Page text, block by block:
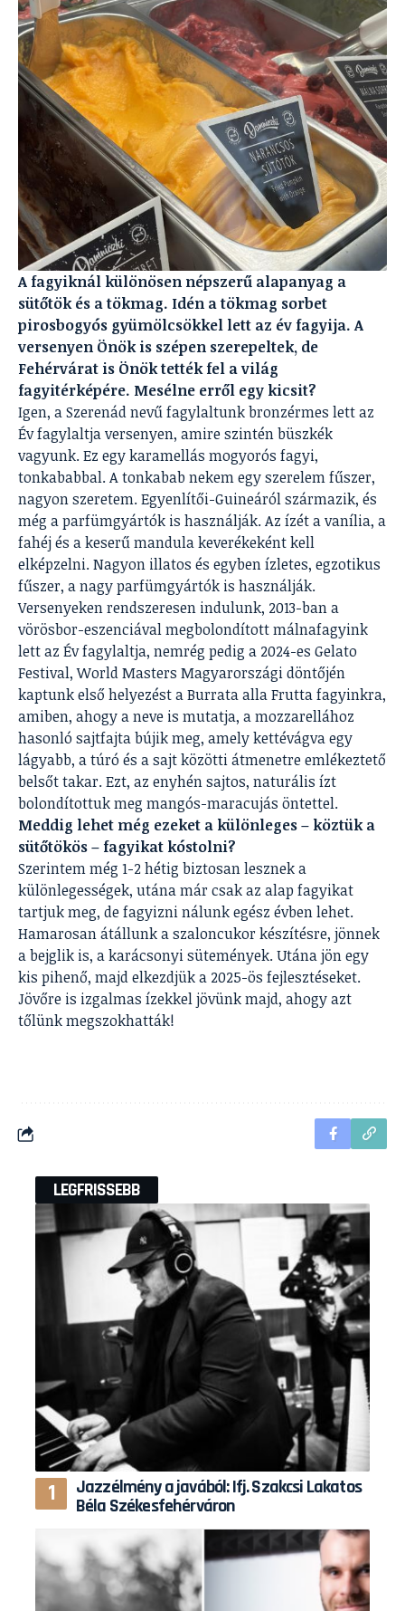
A fagyiknál különösen népszerű alapanyag a
sütőtök és a tökmag. Idén a tökmag sorbet
pirosbogyós gyümölcsökkel lett az év fagyija. A
versenyen Önök is szépen szerepeltek, de
Fehérvárat is Önök tették fel a világ
fagyitérképére. Mesélne erről egy kicsit?
Igen, a Szerenád nevű fagylaltunk bronzérmes lett az
Év fagylaltja versenyen, amire szintén büszkék
vagyunk. Ez egy karamellás mogyorós fagyi,
tonkababbal. A tonkabab nekem egy szerelem fűszer,
nagyon szeretem. Egyenlítői-Guineáról származik, és
még a parfümgyártók is használják. Az ízét a vanília, a
fahéj és a keserű mandula keverékeként kell
elképzelni. Nagyon illatos és egyben ízletes, egzotikus
fűszer, a nagy parfümgyártók is használják.
Versenyeken rendszeresen indulunk, 2013-ban a
vörösbor-eszenciával megbolondított málnafagyink
lett az Év fagylaltja, nemrég pedig a 2024-es Gelato
Festival, World Masters Magyarországi döntőjén
kaptunk első helyezést a Burrata alla Frutta fagyinkra,
amiben, ahogy a neve is mutatja, a mozzarellához
hasonló sajtfajta bújik meg, amely kettévágva egy
lágyabb, a túró és a sajt közötti átmenetre emlékeztető
belsőt takar. Ezt, az enyhén sajtos, naturális ízt
bolondítottuk meg mangós-maracujás öntettel.
Meddig lehet még ezeket a különleges – köztük a
sütőtökös – fagyikat kóstolni?
Szerintem még 1-2 hétig biztosan lesznek a
különlegességek, utána már csak az alap fagyikat
tartjuk meg, de fagyizni nálunk egész évben lehet.
Hamarosan átállunk a szaloncukor készítésre, jönnek
a bejglik is, a karácsonyi sütemények. Utána jön egy
kis pihenő, majd elkezdjük a 2025-ös fejlesztéseket.
Jövőre is izgalmas ízekkel jövünk majd, ahogy azt
tőlünk megszokhatták!
LEGFRISSEBB
Jazzélmény a javából: Ifj. Szakcsi Lakatos
Béla Székesfehérváron